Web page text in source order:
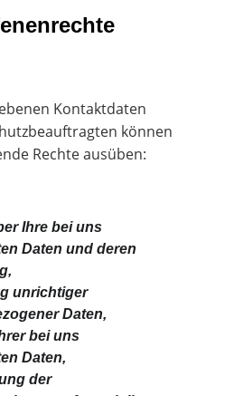
Kontaktdaten
können
Rechte ausüben:
Ihre bei uns
Daten und deren
unrichtiger
Daten,
bei uns
Daten,
der